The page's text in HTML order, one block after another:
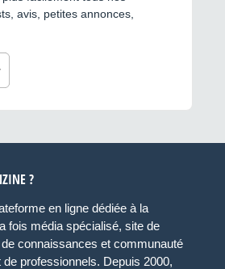
avis, petites annonces,
?
en ligne dédiée à la
fois média spécialisé, site de
connaissances et communauté
professionnels. Depuis 2000,